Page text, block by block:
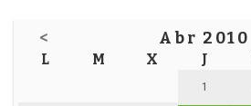
< Abr 2010
L M X J
1